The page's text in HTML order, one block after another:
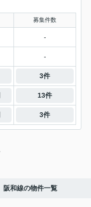
募集件数
-
-
3件
13件
3件
阪和線の物件一覧